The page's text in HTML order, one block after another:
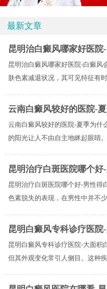
最新文章
昆明治白癜风哪家好医
昆明治白癜风哪家好医院-白癜风
肤色素减退状况，其可见特征有
云南白癜风较好的医院-
云南白癜风较好的医院-夏季为什
的阳光让人不由自主地眯起眼睛
昆明治疗白斑医院哪个
昆明治疗白斑医院哪个好-男性得
色素脱失的表现，在男性中并不
昆明白癜风专科诊疗医
昆明白癜风专科诊疗医院-大面积
但其外观变化常引人侧目。这种疾